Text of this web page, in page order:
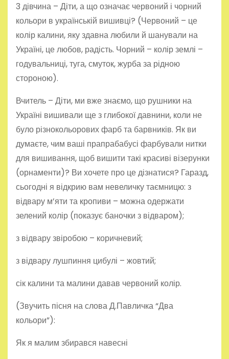
3 дівчина – Діти, а що означає червоний і чорний
кольори в українській вишивці? (Червоний – це
колір калини, яку здавна любили й шанували на
Україні, це любов, радість. Чорний – колір землі –
годувальниці, туга, смуток, журба за рідною
стороною).
Вчитель – Діти, ми вже знаємо, що рушники на
Україні вишивали ще з глибокої давнини, коли не
було різнокольорових фарб та барвників. Як ви
думаєте, чим ваші прапрабабусі фарбували нитки
для вишивання, щоб вишити такі красиві візерунки
(орнаменти)? Ви хочете про це дізнатися? Гаразд,
сьогодні я відкрию вам невеличку таємницю: з
відвару м’яти та кропиви – можна одержати
зелений колір (показує баночки з відваром);
з відвару звіробою – коричневий;
з відвару лушпиння цибулі – жовтий;
сік калини та малини давав червоний колір.
(Звучить пісня на слова Д.Павличка “Два
кольори”):
Як я малим збирався навесні